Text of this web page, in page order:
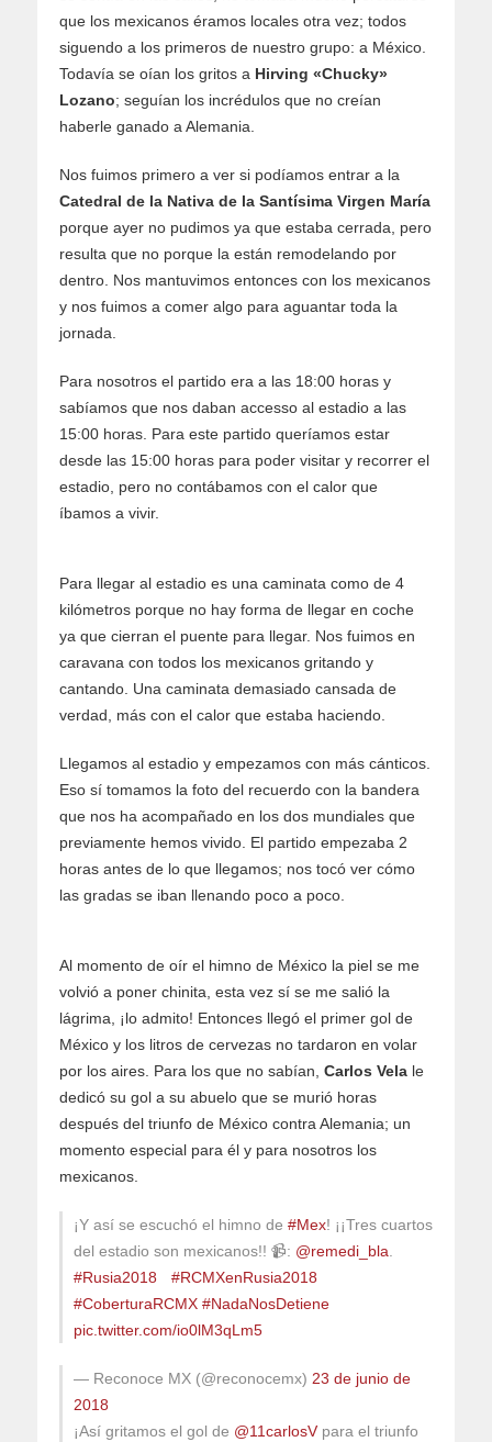
que los mexicanos éramos locales otra vez; todos
siguendo a los primeros de nuestro grupo: a México.
Todavía se oían los gritos a Hirving «Chucky»
Lozano; seguían los incrédulos que no creían
haberle ganado a Alemania.
Nos fuimos primero a ver si podíamos entrar a la
Catedral de la Nativa de la Santísima Virgen María
porque ayer no pudimos ya que estaba cerrada, pero
resulta que no porque la están remodelando por
dentro. Nos mantuvimos entonces con los mexicanos
y nos fuimos a comer algo para aguantar toda la
jornada.
Para nosotros el partido era a las 18:00 horas y
sabíamos que nos daban accesso al estadio a las
15:00 horas. Para este partido queríamos estar
desde las 15:00 horas para poder visitar y recorrer el
estadio, pero no contábamos con el calor que
íbamos a vivir.
Para llegar al estadio es una caminata como de 4
kilómetros porque no hay forma de llegar en coche
ya que cierran el puente para llegar. Nos fuimos en
caravana con todos los mexicanos gritando y
cantando. Una caminata demasiado cansada de
verdad, más con el calor que estaba haciendo.
Llegamos al estadio y empezamos con más cánticos.
Eso sí tomamos la foto del recuerdo con la bandera
que nos ha acompañado en los dos mundiales que
previamente hemos vivido. El partido empezaba 2
horas antes de lo que llegamos; nos tocó ver cómo
las gradas se iban llenando poco a poco.
Al momento de oír el himno de México la piel se me
volvió a poner chinita, esta vez sí se me salió la
lágrima, ¡lo admito! Entonces llegó el primer gol de
México y los litros de cervezas no tardaron en volar
por los aires. Para los que no sabían, Carlos Vela le
dedicó su gol a su abuelo que se murió horas
después del triunfo de México contra Alemania; un
momento especial para él y para nosotros los
mexicanos.
¡Y así se escuchó el himno de #Mex! ¡¡Tres cuartos
del estadio son mexicanos!! 📹: @remedi_bla
#Rusia2018
#RCMXenRusia2018
#CoberturaRCMX #NadaNosDetiene
pic.twitter.com/io0lM3qLm5
— Reconoce MX (@reconocemx) 23 de junio de
2018
¡Así gritamos el gol de @11carlosV para el triunfo